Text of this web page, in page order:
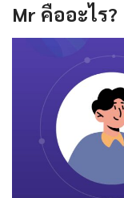
Mr คืออะไร?